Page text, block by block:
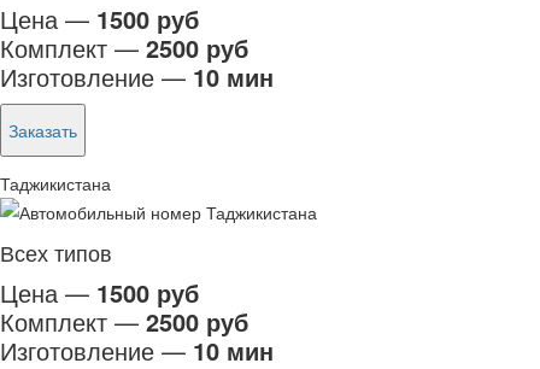
Цена — 1500 руб
Комплект — 2500 руб
Изготовление — 10 мин
Заказать
Таджикистана
Всех типов
Цена — 1500 руб
Комплект — 2500 руб
Изготовление — 10 мин